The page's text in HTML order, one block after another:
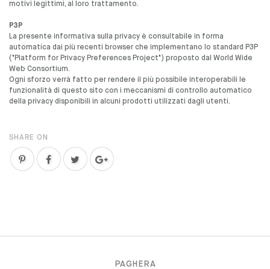
motivi legittimi, al loro trattamento.
P3P
La presente informativa sulla privacy è consultabile in forma
automatica dai più recenti browser che implementano lo standard P3P
("Platform for Privacy Preferences Project") proposto dal World Wide
Web Consortium.
Ogni sforzo verrà fatto per rendere il più possibile interoperabili le
funzionalità di questo sito con i meccanismi di controllo automatico
della privacy disponibili in alcuni prodotti utilizzati dagli utenti.
SHARE ON
PAGHERA